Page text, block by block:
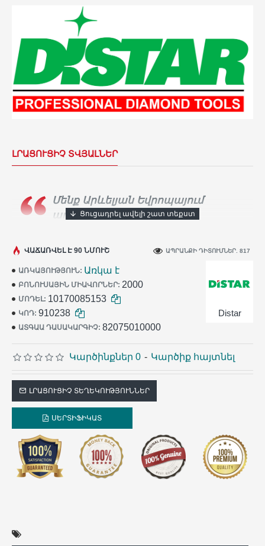
ԼՐԱՑՈՒՑԻՉ ՏՎՅԱԼՆԵՐ
Մենք Արևելյան Եվրոպայում
ադամանդե գործիքների
հազարավոր արհեստավորներ ամեն օր
աշխատանքում:
ԱՌԿԱՅՈՒԹՅՈՒՆ: Առկա է
ԲՈՆՈՒՍԱՅԻՆ ՄԻԱՎՈՐՆԵՐ: 2000
ՄՈԴԵԼ: 10170085153
ԿՈԴ: 910238
ԱՏԳԱԱ ԴԱՍԱԿԱՐԳԻՉ: 82075010000
Distar
ՎԱՃԱՌՎԵԼ Է 90 ՆՄՈՒՇ ԱՊՐԱՆՔԻ ԴԻՏՈՒՄՆԵՐ. 817
Կարծինքներ 0 - Կարծիք հայտնել
ԼՐԱՑՈՒՑԻՉ ՏԵՂԵԿՈՒԹՅՈՒՆՆԵՐ
ՍԵՐՏԻՖԻԿԱՏ